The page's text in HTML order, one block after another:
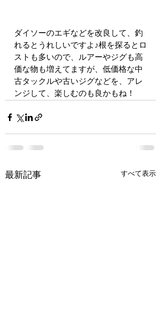
ダイソーのエギなどを改良して、釣
れるとうれしいですよ♪根を探るとロ
ストも多いので、ルアーやジグも高
価な物も増えてますが、低価格な中
古タックルや古いジグなどを、アレ
ンジして、楽しむのも良かもね！
最新記事 すべて表示